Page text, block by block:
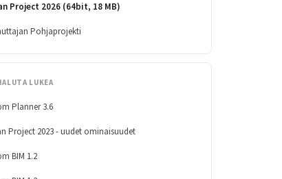
Project 2026 (64bit, 18 MB)
Pohjaprojekti
LUKEA
Planner 3.6
Project 2023 - uudet ominaisuudet
BIM 1.2